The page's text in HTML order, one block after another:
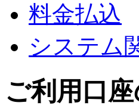
料金払込
システム
ご利用口